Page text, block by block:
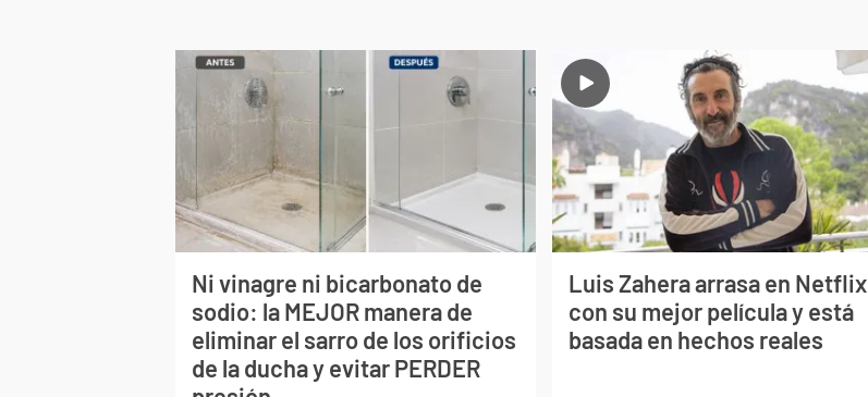
Ni vinagre ni bicarbonato de
sodio: la MEJOR manera de
eliminar el sarro de los orificios
de la ducha y evitar PERDER
Luis Zahera arrasa en Netflix
con su mejor película y está
basada en hechos reales